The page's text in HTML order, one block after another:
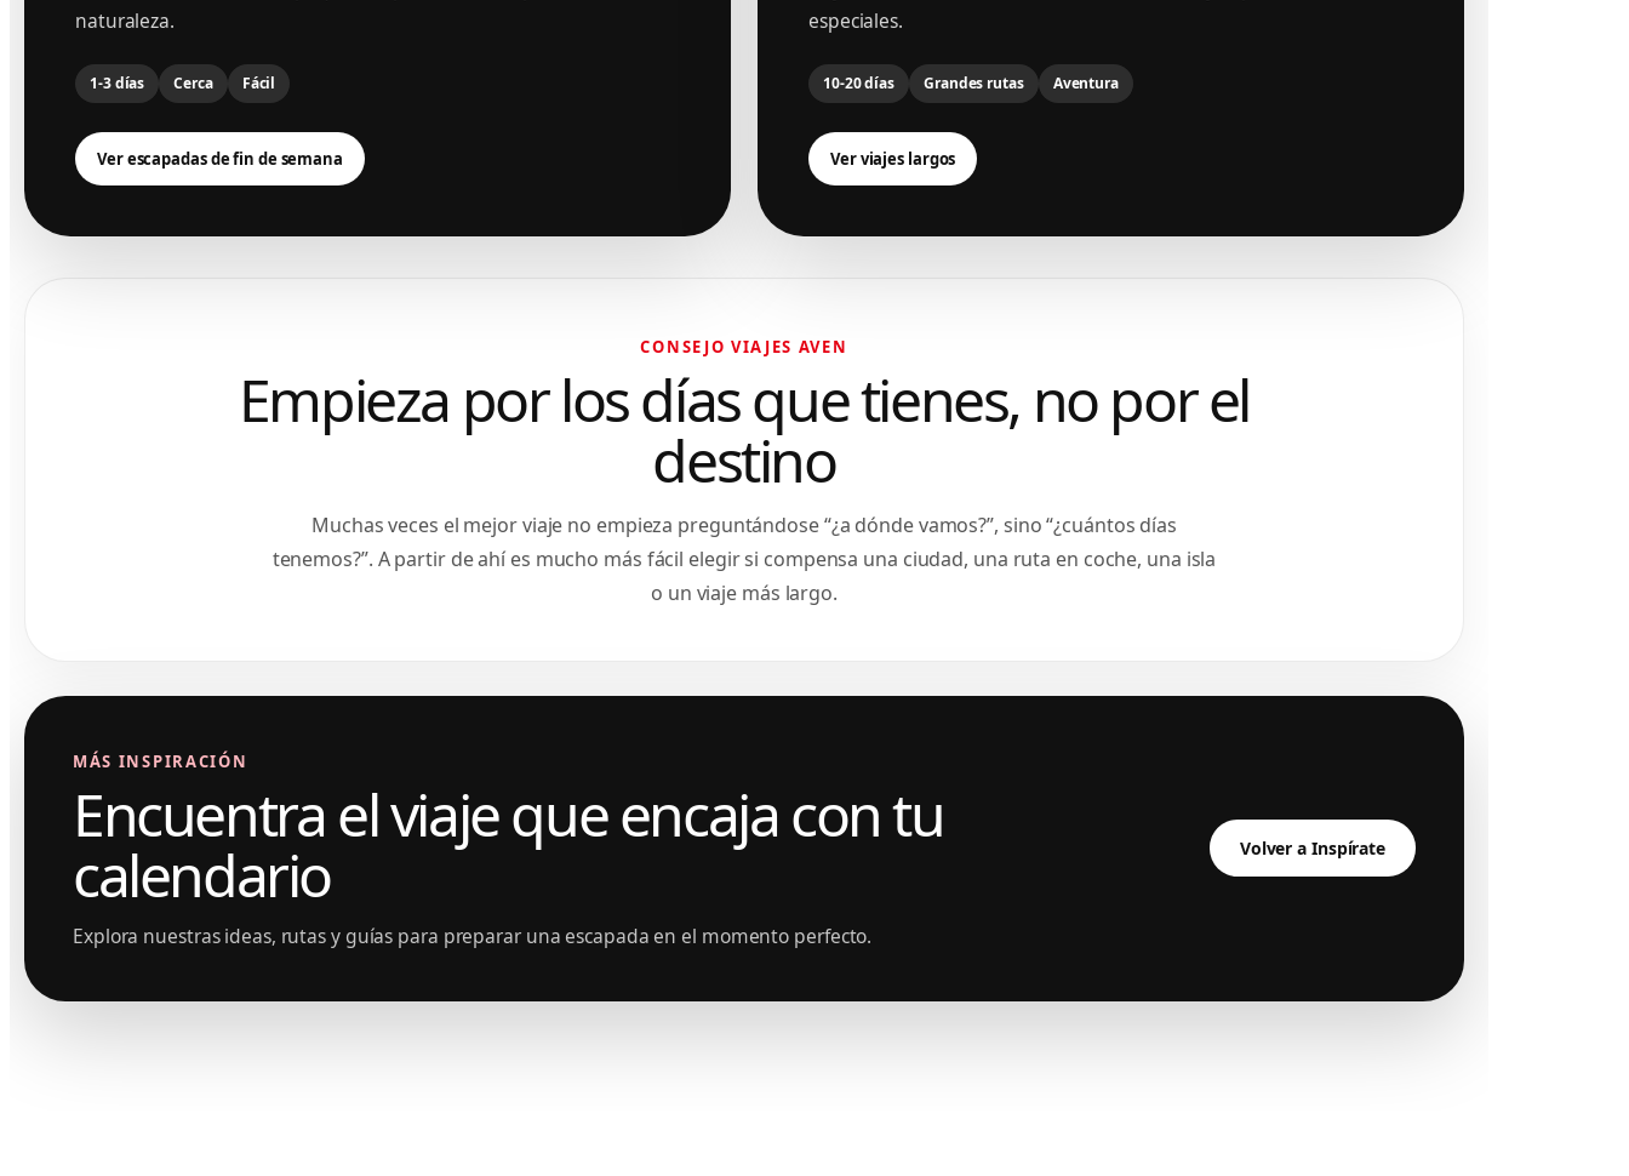
naturaleza.
1-3 días Cerca Fácil
Ver escapadas de fin de semana
especiales.
10-20 días Grandes rutas Aventura
Ver viajes largos
CONSEJO VIAJES AVEN
Empieza por los días que tienes, no por el
destino
Muchas veces el mejor viaje no empieza preguntándose “¿a dónde vamos?”, sino “¿cuántos días
tenemos?”. A partir de ahí es mucho más fácil elegir si compensa una ciudad, una ruta en coche, una isla
o un viaje más largo.
MÁS INSPIRACIÓN
Encuentra el viaje que encaja con tu
calendario
Explora nuestras ideas, rutas y guías para preparar una escapada en el momento perfecto.
Volver a Inspírate